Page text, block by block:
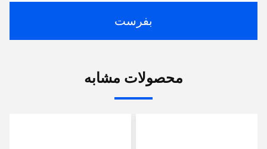
بفرست
محصولات مشابه